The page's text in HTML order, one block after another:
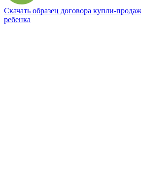
Скачать образец договора купли-
ребенка